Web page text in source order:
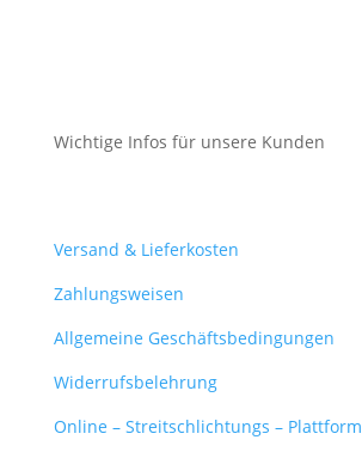
Wichtige Infos für unsere Kunden
Versand & Lieferkosten
Zahlungsweisen
Allgemeine Geschäftsbedingungen
Widerrufsbelehrung
Online – Streitschlichtungs – Plattform